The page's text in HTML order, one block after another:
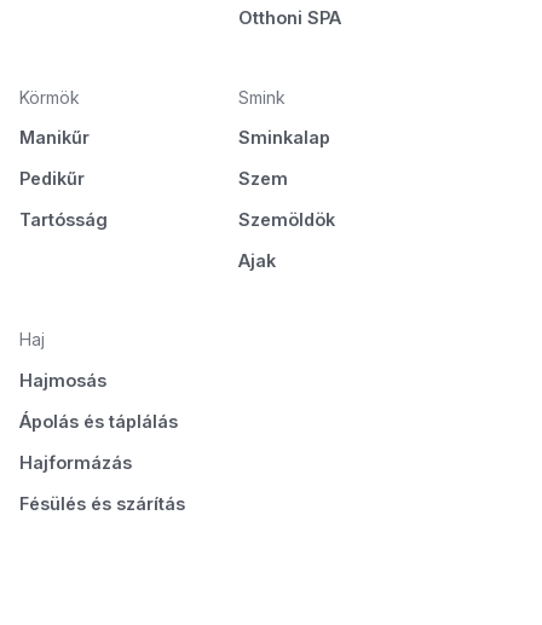
Otthoni SPA
Körmök
Manikűr
Pedikűr
Tartósság
Smink
Sminkalap
Szem
Szemöldök
Ajak
Haj
Hajmosás
Ápolás és táplálás
Hajformázás
Fésülés és szárítás